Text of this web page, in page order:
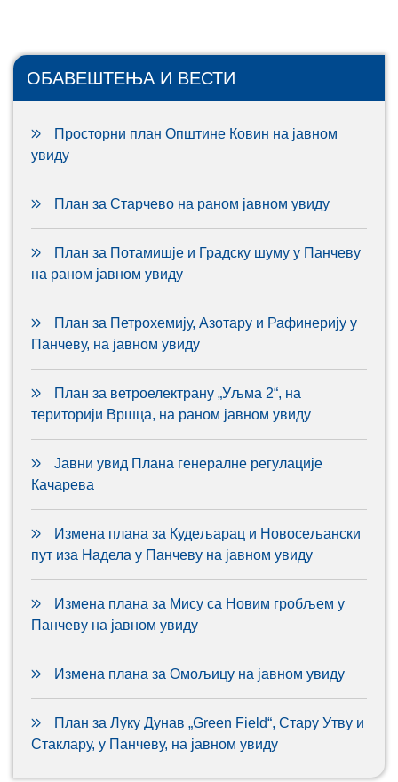
ОБАВЕШТЕЊА И ВЕСТИ
Просторни план Општине Ковин на јавном
увиду
План за Старчево на раном јавном увиду
План за Потамишје и Градску шуму у Панчеву
на раном јавном увиду
План за Петрохемију, Азотару и Рафинерију у
Панчеву, на јавном увиду
План за ветроелектрану „Уљма 2“, на
територији Вршца, на раном јавном увиду
Јавни увид Плана генералне регулације
Качарева
Измена плана за Кудељарац и Новосељански
пут иза Надела у Панчеву на јавном увиду
Измена плана за Мису са Новим гробљем у
Панчеву на јавном увиду
Измена плана за Омољицу на јавном увиду
План за Луку Дунав „Green Field“, Стару Утву и
Стаклару, у Панчеву, на јавном увиду